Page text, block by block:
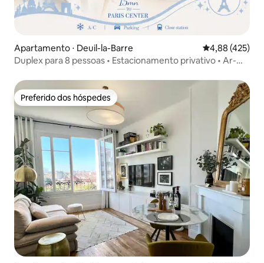
Apartamento ⋅ Deuil-la-Barre 4,88 de uma
4,88 (425)
Duplex para 8 pessoas • Estacionamento privativo • Ar-
Preferido dos hóspedes
Preferido dos hóspedes